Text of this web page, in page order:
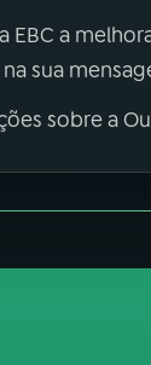
EBC a
sua
sobre a